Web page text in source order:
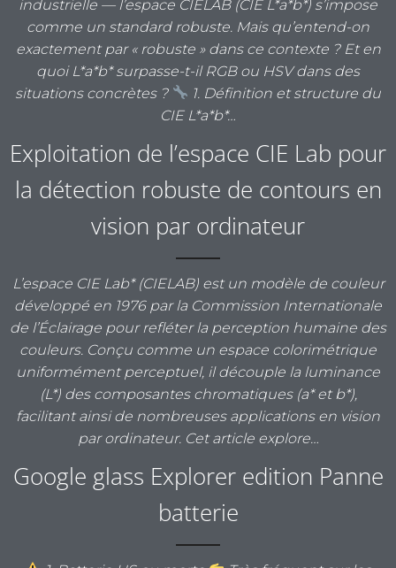
industrielle — l’espace CIELAB (CIE L*a*b*) s’impose
comme un standard robuste. Mais qu’entend-on
exactement par « robuste » dans ce contexte ? Et en
quoi L*a*b* surpasse-t-il RGB ou HSV dans des
situations concrètes ?
1. Définition et structure du
CIE L*a*b*…
Exploitation de l’espace CIE Lab pour
la détection robuste de contours en
vision par ordinateur
L’espace CIE Lab* (CIELAB) est un modèle de couleur
développé en 1976 par la Commission Internationale
de l’Éclairage pour refléter la perception humaine des
couleurs. Conçu comme un espace colorimétrique
uniformément perceptuel, il découple la luminance
(L*) des composantes chromatiques (a* et b*),
facilitant ainsi de nombreuses applications en vision
par ordinateur. Cet article explore…
Google glass Explorer edition Panne
batterie